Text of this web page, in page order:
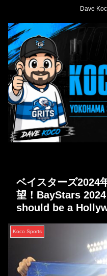
Dave
ベイスターズ2024
望！BayStars
should be a
Koco Sports